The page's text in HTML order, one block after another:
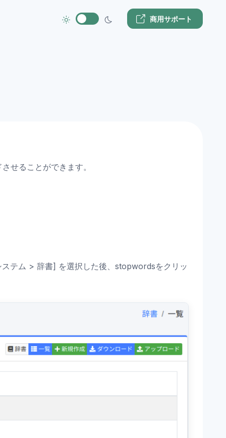
商用サポート
せることができます。
テム > 辞書] を選択した後、stopwordsをクリッ